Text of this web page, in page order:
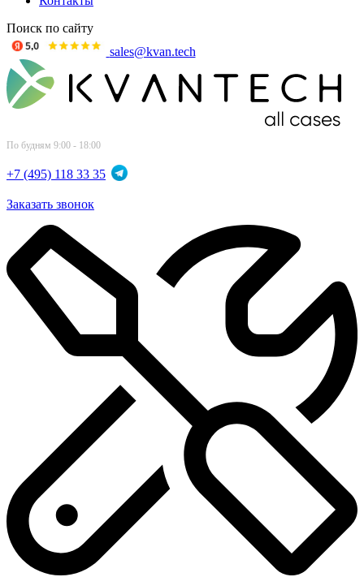
Поиск по сайту
sales@kvan.tech
По будням 9:00 - 18:00
+7 (495) 118 33 35
Заказать звонок